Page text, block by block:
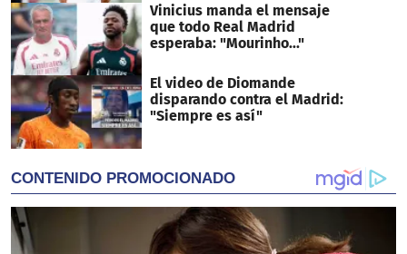
Vinicius manda el mensaje
que todo Real Madrid
esperaba: "Mourinho..."
El video de Diomande
disparando contra el Madrid:
"Siempre es así"